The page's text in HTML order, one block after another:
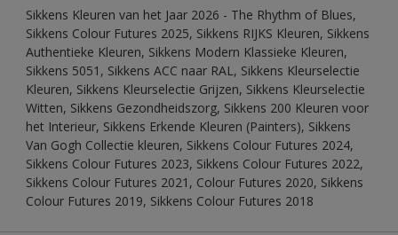
Sikkens Kleuren van het Jaar 2026 - The Rhythm of Blues,
Sikkens Colour Futures 2025, Sikkens RIJKS Kleuren, Sikkens
Authentieke Kleuren, Sikkens Modern Klassieke Kleuren,
Sikkens 5051, Sikkens ACC naar RAL, Sikkens Kleurselectie
Kleuren, Sikkens Kleurselectie Grijzen, Sikkens Kleurselectie
Witten, Sikkens Gezondheidszorg, Sikkens 200 Kleuren voor
het Interieur, Sikkens Erkende Kleuren (Painters), Sikkens
Van Gogh Collectie kleuren, Sikkens Colour Futures 2024,
Sikkens Colour Futures 2023, Sikkens Colour Futures 2022,
Sikkens Colour Futures 2021, Colour Futures 2020, Sikkens
Colour Futures 2019, Sikkens Colour Futures 2018